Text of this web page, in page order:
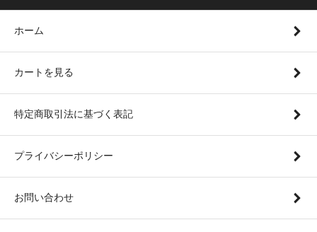
ホーム
カートを見る
特定商取引法に基づく表記
プライバシーポリシー
お問い合わせ